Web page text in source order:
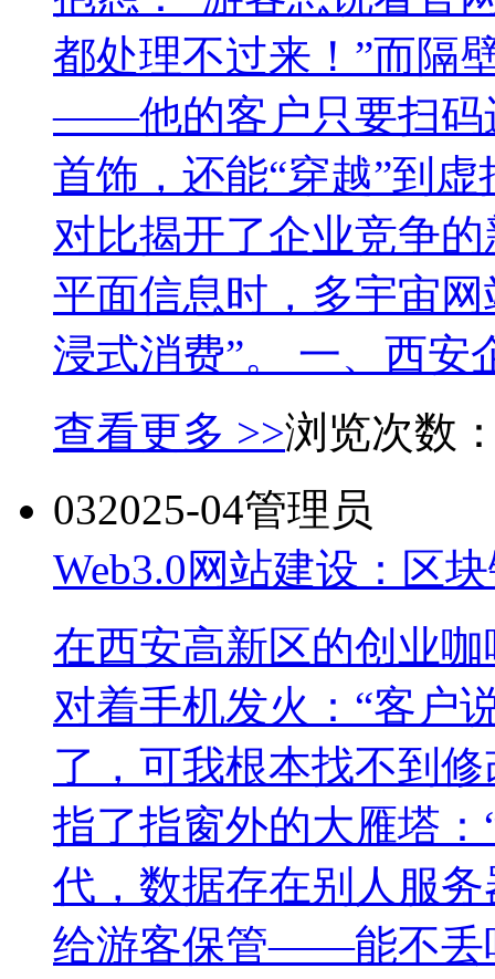
都处理不过来！”而隔
——他的客户只要扫码
首饰，还能“穿越”到
对比揭开了企业竞争
平面信息时，多宇宙
浸式消费”。 一、西安
查看更多 >>浏览次
032025-04管理员
Web3.0网站建设：区
在西安高新区的创业
对着手机发火：“客户
了，可我根本找不到
指了指窗外的大雁塔：
代，数据存在别人服
给游客保管——能不丢